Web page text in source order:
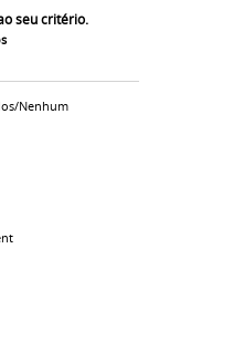
seu critério.
Nenhum
Manauara